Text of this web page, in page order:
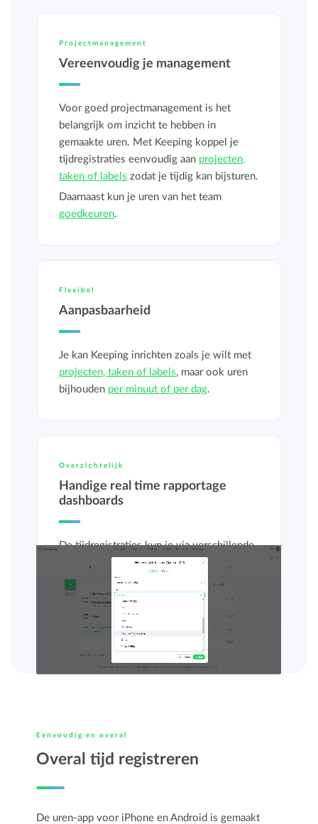
Projectmanagement
Vereenvoudig je management
Voor goed projectmanagement is het
belangrijk om inzicht te hebben in
gemaakte uren. Met Keeping koppel je
tijdregistraties eenvoudig aan projecten,
taken of labels zodat je tijdig kan bijsturen.
Daarnaast kun je uren van het team
goedkeuren.
Flexibel
Aanpasbaarheid
Je kan Keeping inrichten zoals je wilt met
projecten, taken of labels, maar ook uren
bijhouden per minuut of per dag.
Overzichtelijk
Handige real time rapportage
dashboards
De tijdregistraties kun je via verschillende
rapportagedashboards bekijken, zodat je
direct inzicht hebt in
geregistreerde uren
enbudgetten.
Eenvoudig en overal
Overal tijd registreren
De uren-app voor iPhone en Android is gemaakt